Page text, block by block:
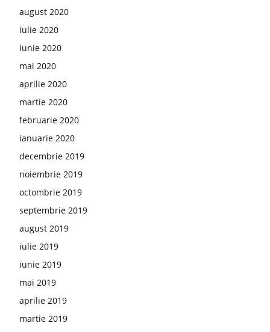
august 2020
iulie 2020
iunie 2020
mai 2020
aprilie 2020
martie 2020
februarie 2020
ianuarie 2020
decembrie 2019
noiembrie 2019
octombrie 2019
septembrie 2019
august 2019
iulie 2019
iunie 2019
mai 2019
aprilie 2019
martie 2019